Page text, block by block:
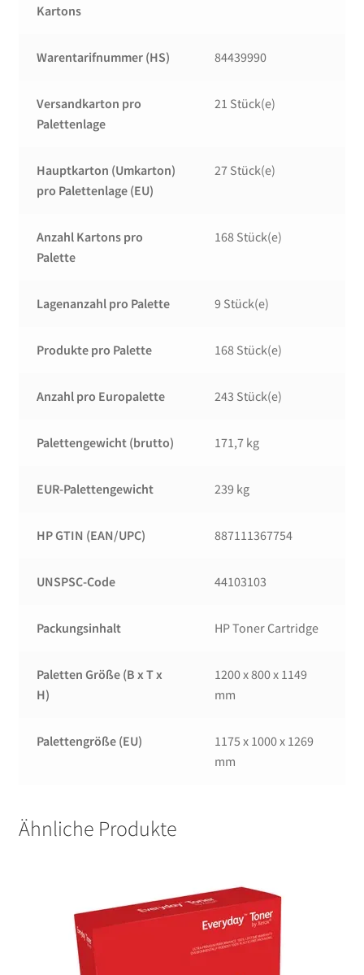
Kartons
Warentarifnummer (HS) 84439990
Versandkarton pro
Palettenlage
21 Stück(e)
Hauptkarton (Umkarton)
pro Palettenlage (EU)
27 Stück(e)
Anzahl Kartons pro
Palette
168 Stück(e)
Lagenanzahl pro Palette 9 Stück(e)
Produkte pro Palette 168 Stück(e)
Anzahl pro Europalette 243 Stück(e)
Palettengewicht (brutto) 171,7 kg
EUR-Palettengewicht 239 kg
HP GTIN (EAN/UPC) 887111367754
UNSPSC-Code 44103103
Packungsinhalt HP Toner Cartridge
Paletten Größe (B x T x
H)
1200 x 800 x 1149
mm
Palettengröße (EU)
1175 x 1000 x 1269
mm
Ähnliche Produkte